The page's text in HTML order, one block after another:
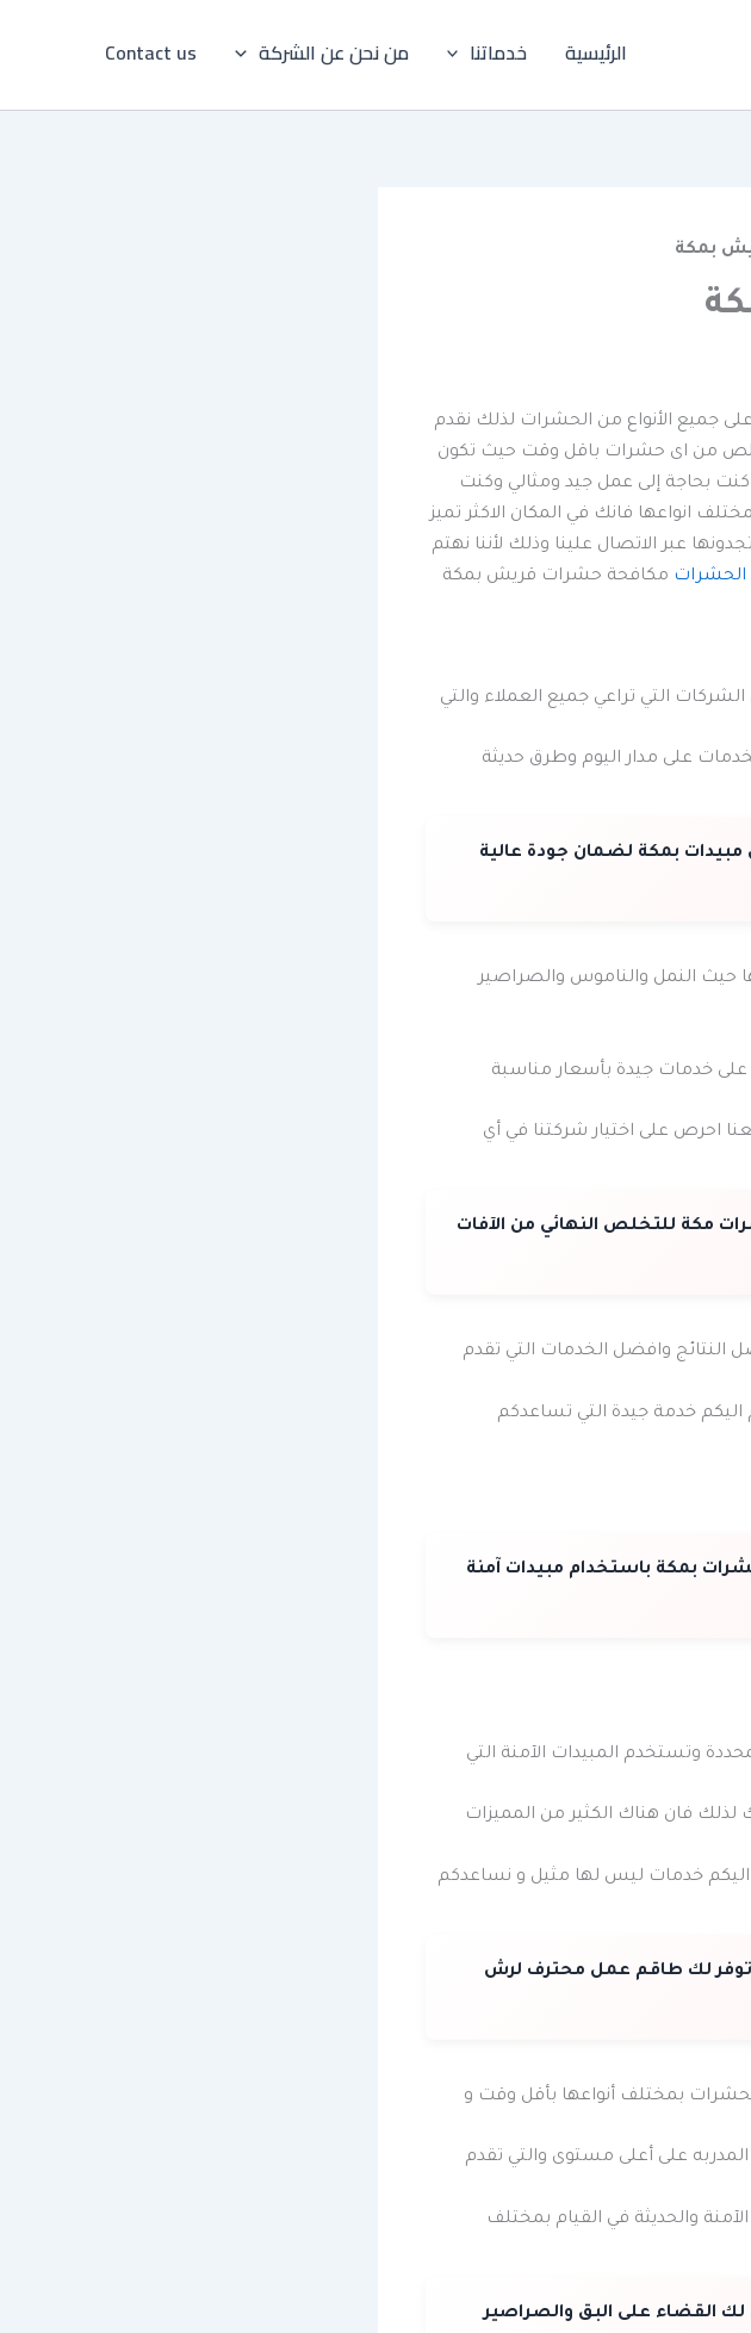
الرئيسية خدماتنا من نحن عن الشركة Contact us
بمكة
الأنواع من الحشرات لذلك نقدم
من اى حشرات باقل وقت حيث تكون
بحاجة إلى عمل جيد ومثالي وكنت
انواعها فانك في المكان الاكثر تميز
عبر الاتصال علينا وذلك لأننا نهتم
الحشرات مكافحة حشرات قريش بمكة
التي تراعي جميع العملاء والتي
على مدار اليوم وطرق حديثة
3 شركات رش مبيدات بمكة لضمان جودة عالية
حيث النمل والناموس والصراصير
على خدمات جيدة بأسعار مناسبة
احرص على اختيار شركتنا في أي
مكة للتخلص النهائي من الآفات
النتائج وافضل الخدمات التي تقدم
اليكم خدمة جيدة التي تساعدكم
بمكة باستخدام مبيدات آمنة
وتستخدم المبيدات الآمنة التي
لذلك فان هناك الكثير من المميزات
اليكم خدمات ليس لها مثيل و نساعدكم
لك طاقم عمل محترف لرش
بمختلف أنواعها بأقل وقت و
على أعلى مستوى والتي تقدم
والحديثة في القيام بمختلف
القضاء على البق والصراصير